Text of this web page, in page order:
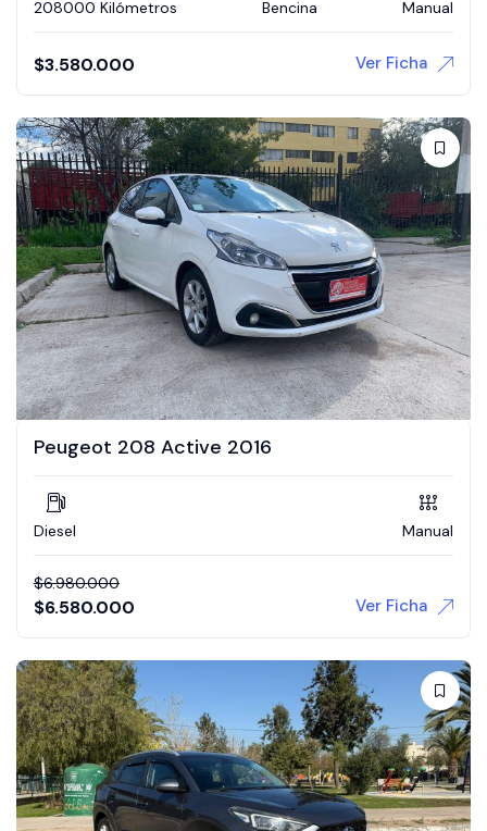
208000 Kilómetros Bencina Manual
$3.580.000 Ver Ficha
Peugeot 208 Active 2016
Diesel Manual
$6.980.000
$6.580.000 Ver Ficha